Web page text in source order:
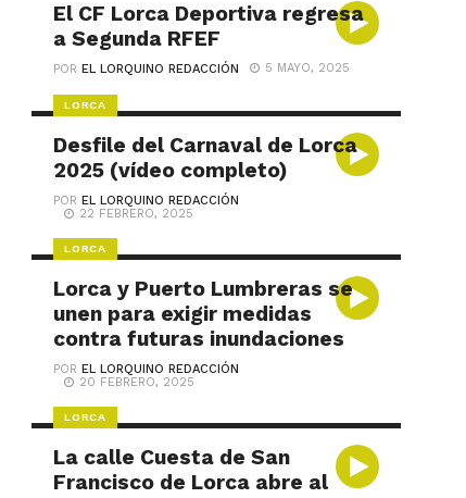
El CF Lorca Deportiva regresa
a Segunda RFEF
POREL LORQUINO REDACCIÓN 5 MAYO, 2025
LORCA
Desfile del Carnaval de Lorca
2025 (vídeo completo)
POREL LORQUINO REDACCIÓN
22 FEBRERO, 2025
LORCA
Lorca y Puerto Lumbreras se
unen para exigir medidas
contra futuras inundaciones
POREL LORQUINO REDACCIÓN
20 FEBRERO, 2025
LORCA
La calle Cuesta de San
Francisco de Lorca abre al